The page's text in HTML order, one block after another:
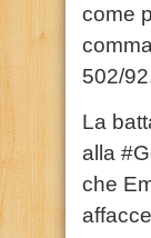
come
502/
La
alla
che